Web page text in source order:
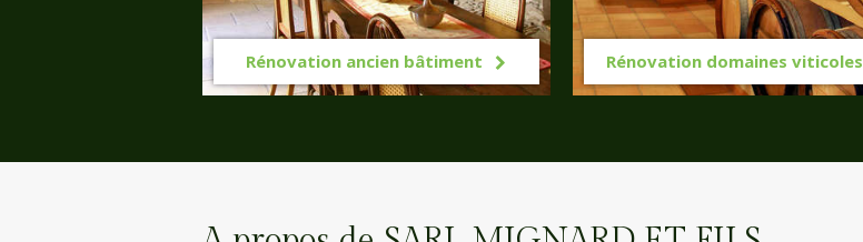
Rénovation ancien bâtiment Rénovation domaines viticoles